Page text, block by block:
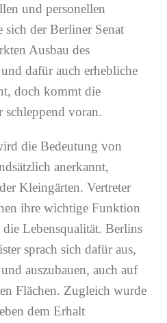
und personellen
sich der Berliner Senat
Ausbau des
dafür auch erhebliche
doch kommt die
schleppend voran.
die Bedeutung von
anerkannt,
Kleingärten. Vertreter
ihre wichtige Funktion
Lebensqualität. Berlins
sprach sich dafür aus,
auszubauen, auch auf
Flächen. Zugleich wurde
dem Erhalt